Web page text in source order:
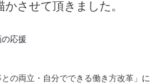
させて頂きました。
応援
の両立・自分でできる働き方改革」 に